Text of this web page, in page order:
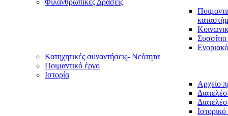
Φιλανθρωπικές Δράσεις
Κατηχητικές συναντήσεις- Νεότητα
Ποιμαντικό έργο
Ιστορία
Αρχείο